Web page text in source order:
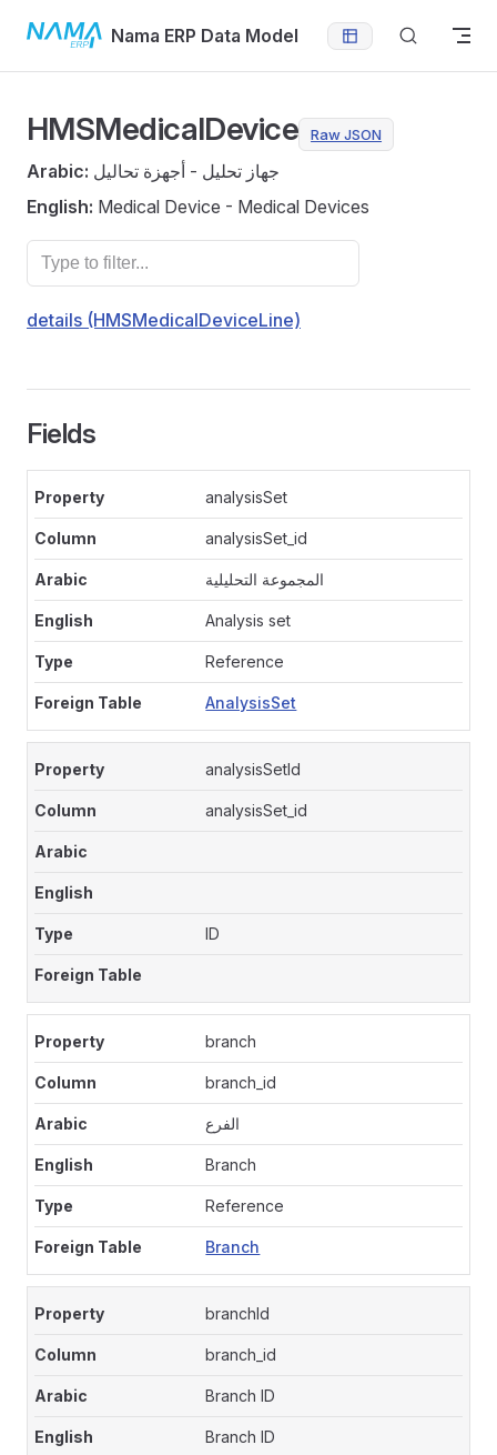
Skip to contentNama ERP Data Model
HMSMedicalDevice Raw JSON
Arabic: جهاز تحليل - أجهزة تحاليل
English: Medical Device - Medical Devices
details (HMSMedicalDeviceLine)
Fields
analysisSet
analysisSet_id
المجموعة التحليلية
Analysis set
Reference
AnalysisSet
analysisSetId
analysisSet_id
ID
branch
branch_id
الفرع
Branch
Reference
Branch
branchId
branch_id
Branch ID
Branch ID